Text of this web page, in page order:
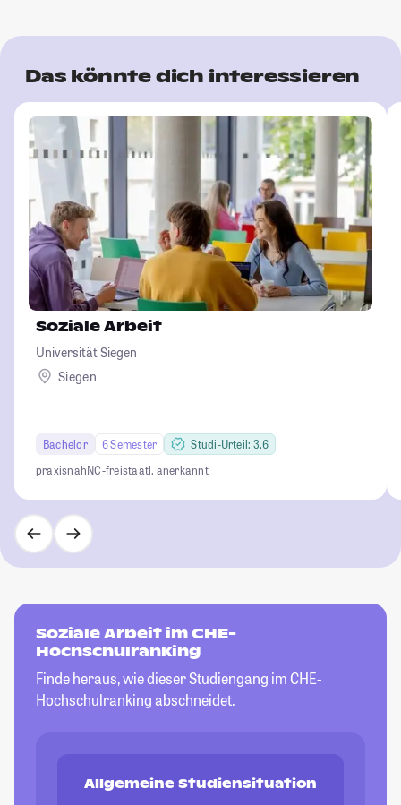
Das könnte dich interessieren
Soziale Arbeit
Universität Siegen
Siegen
Bachelor 6 Semester
Studi-Urteil: 3.6
praxisnahNC-freistaatl. anerkannt
Soziale Arbeit im CHE-
Hochschulranking
Finde heraus, wie dieser Studiengang im CHE-
Hochschulranking abschneidet.
Allgemeine Studiensituation